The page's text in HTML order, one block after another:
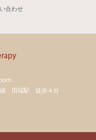
合わせ
線 田端駅 徒歩４分